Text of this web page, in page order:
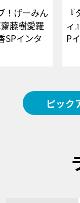
！げーみん
藤樹愛羅
SPインタ
ィ
P
ピック